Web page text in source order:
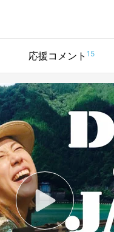
応援コメント 15